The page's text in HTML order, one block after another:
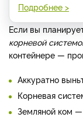
Подробнее >
Если вы
корневой
контейнере —
Аккуратно
Корневая
Земляной ком